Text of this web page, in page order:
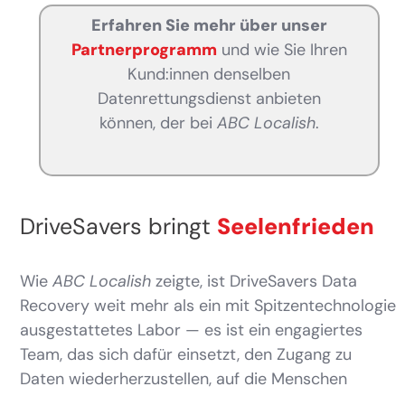
Erfahren Sie mehr über unser
Partnerprogramm und wie Sie Ihren
Kund:innen denselben
Datenrettungsdienst anbieten
können, der bei ABC Localish.
DriveSavers bringt Seelenfrieden
WieABC Localish zeigte, ist DriveSavers Data
Recovery weit mehr als ein mit Spitzentechnologie
ausgestattetes Labor — es ist ein engagiertes
Team, das sich dafür einsetzt, den Zugang zu
Daten wiederherzustellen, auf die Menschen